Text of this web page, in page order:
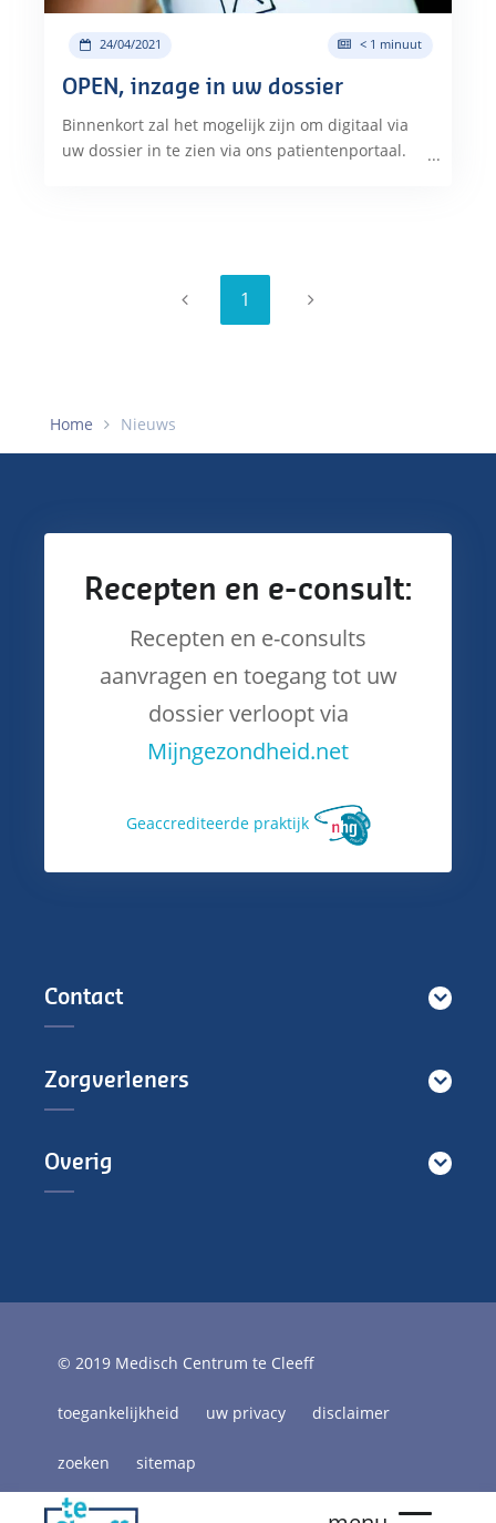
naar
naar
naar
< 1 minuut
24/04/2021
OPEN, inzage in uw dossier
Binnenkort zal het mogelijk zijn om digitaal via
uw dossier in te zien via ons patientenportaal.
vorigePagina
1
Home Nieuws
Recepten en e-consult:
Recepten en e-consults
aanvragen en toegang tot uw
dossier verloopt via
Mijngezondheid.net
Ge­accrediteerde praktijk
Contact
Zorgverleners
Overig
© 2019 Medisch Centrum te Cleeff
toegankelijkheid uw privacy disclaimer
zoeken sitemap